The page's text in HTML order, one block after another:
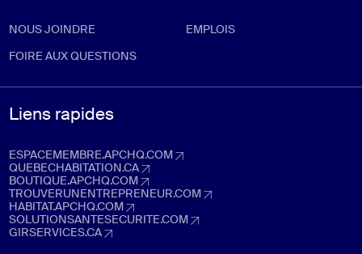
NOUS JOINDRE EMPLOIS
FOIRE AUX QUESTIONS
Liens rapides
ESPACEMEMBRE.APCHQ.COM
espacemembre.apchq.com (Ouvre dans un nouvel onglet)
QUEBECHABITATION.CA
quebechabitation.ca (Ouvre dans un nouvel onglet)
BOUTIQUE.APCHQ.COM
boutique.apchq.com (Ouvre dans un nouvel onglet)
TROUVERUNENTREPRENEUR.COM
trouverunentrepreneur.com (Ouvre dans un nouvel onglet)
HABITAT.APCHQ.COM
habitat.apchq.com (Ouvre dans un nouvel onglet)
SOLUTIONSANTESECURITE.COM
solutionsantesecurite.com (Ouvre dans un nouvel onglet)
GIRSERVICES.CA